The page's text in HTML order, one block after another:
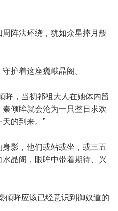
阵法环绕，犹如众星捧月般
护着这座巍峨晶阁。
眸，当初祁祖大人在她体内留
倾眸就会沦为一只整日求欢
的到来。”
影，他们或站或坐，或三五
晶阁，眼眸中带着期待、兴
倾眸应该已经意识到御奴道的